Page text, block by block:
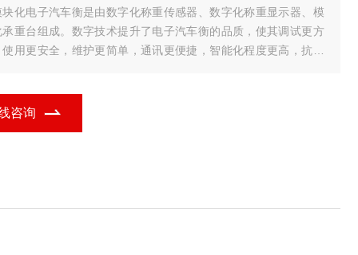
块化电子汽车衡是由数字化称重传感器、数字化称重显示器、模
承重台组成。数字技术提升了电子汽车衡的品质，使其调试更方
使用更安全，维护更简单，通讯更便捷，智能化程度更高，抗干
采用RS
咨询